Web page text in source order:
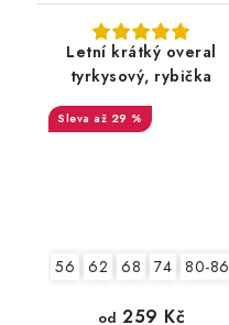
Letní krátký overal
tyrkysový, rybička
až 29 %
56 62 68 74 80-86
od 259 Kč